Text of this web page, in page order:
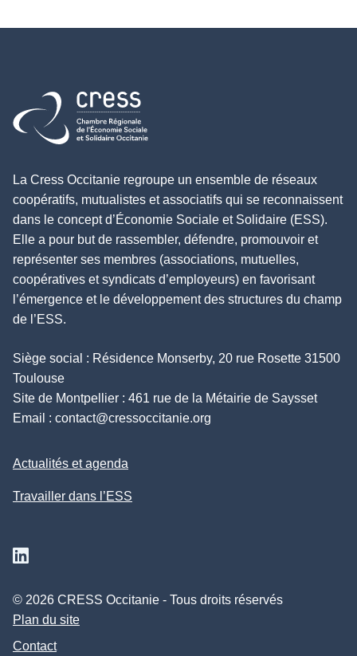
Retour à l'accueil
La Cress Occitanie regroupe un ensemble de réseaux
coopératifs, mutualistes et associatifs qui se reconnaissent
dans le concept d’Économie Sociale et Solidaire (ESS).
Elle a pour but de rassembler, défendre, promouvoir et
représenter ses membres (associations, mutuelles,
coopératives et syndicats d’employeurs) en favorisant
l’émergence et le développement des structures du champ
de l’ESS.
Siège social : Résidence Monserby, 20 rue Rosette 31500
Toulouse
Site de Montpellier : 461 rue de la Métairie de Saysset
Email : contact@cressoccitanie.org
Actualités et agenda
Travailler dans l’ESS
© 2026 CRESS Occitanie - Tous droits réservés
Plan du site
Contact